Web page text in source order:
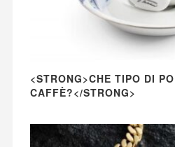
<STRONG>CHE TIPO DI
CAFFÈ?</STRONG>